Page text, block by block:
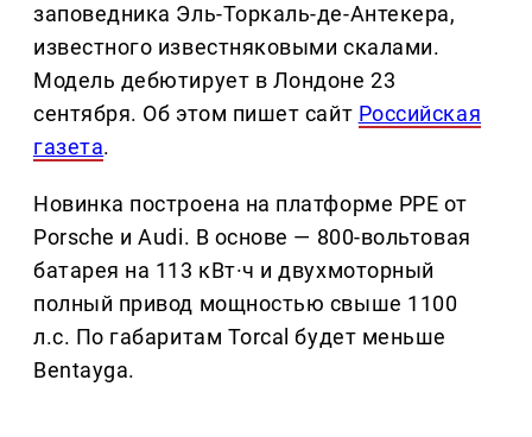
заповедника Эль-Торкаль-де-Антекера,
известного известняковыми скалами.
Модель дебютирует в Лондоне 23
сентября. Об этом пишет сайт Российская
газета.
Новинка построена на платформе PPE от
Porsche и Audi. В основе — 800-вольтовая
батарея на 113 кВт·ч и двухмоторный
полный привод мощностью свыше 1100
л.с. По габаритам Torcal будет меньше
Bentayga.